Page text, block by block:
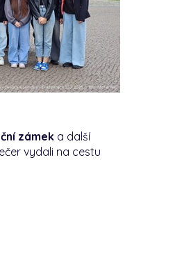
zámek a další
vydali na cestu